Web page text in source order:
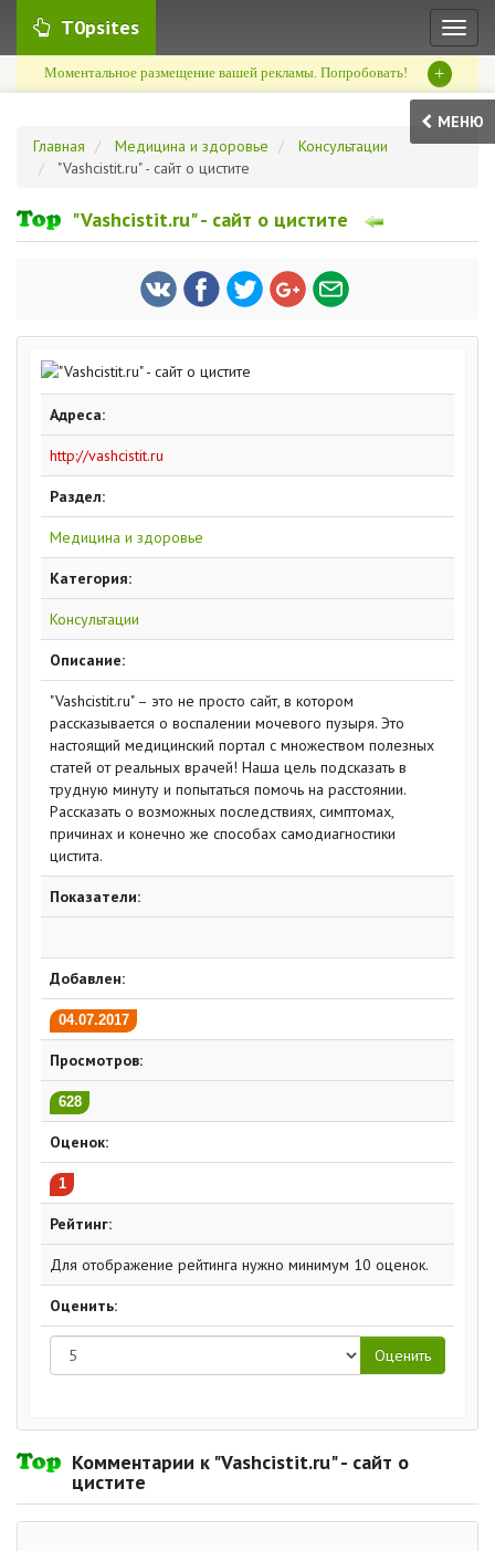
T0psites
Моментальное размещение вашей рекламы. Попробовать! +
МЕНЮ
Главная
Медицина и здоровье
Консультации
"Vashcistit.ru" - сайт о цистите
"Vashcistit.ru" - сайт о цистите
Адреса:
http://vashcistit.ru
Раздел:
Медицина и здоровье
Категория:
Консультации
Описание:
"Vashcistit.ru" – это не просто сайт, в котором
рассказывается о воспалении мочевого пузыря. Это
настоящий медицинский портал с множеством полезных
статей от реальных врачей! Наша цель подсказать в
трудную минуту и попытаться помочь на расстоянии.
Рассказать о возможных последствиях, симптомах,
причинах и конечно же способах самодиагностики
цистита.
Показатели:
Добавлен:
04.07.2017
Просмотров:
628
Оценок:
1
Рейтинг:
Для отображение рейтинга нужно минимум 10 оценок.
Оценить:
Комментарии к "Vashcistit.ru" - сайт о
цистите